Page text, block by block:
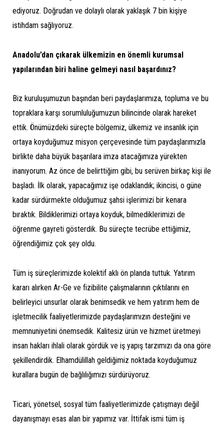
ediyoruz. Doğrudan ve dolaylı olarak yaklaşık 7 bin kişiye
istihdam sağlıyoruz.
Anadolu’dan çıkarak ülkemizin en önemli kurumsal
yapılarından biri haline gelmeyi nasıl başardınız?
Biz kuruluşumuzun başından beri paydaşlarımıza, topluma ve bu
topraklara karşı sorumluluğumuzun bilincinde olarak hareket
ettik. Önümüzdeki süreçte bölgemiz, ülkemiz ve insanlık için
ortaya koyduğumuz misyon çerçevesinde tüm paydaşlarımızla
birlikte daha büyük başarılara imza atacağımıza yürekten
inanıyorum. Az önce de belirttiğim gibi, bu serüven birkaç kişi ile
başladı. İlk olarak, yapacağımız işe odaklandık; ikincisi, o güne
kadar sürdürmekte olduğumuz şahsi işlerimizi bir kenara
bıraktık. Bildiklerimizi ortaya koyduk, bilmediklerimizi de
öğrenme gayreti gösterdik. Bu süreçte tecrübe ettiğimiz,
öğrendiğimiz çok şey oldu.
Tüm iş süreçlerimizde kolektif aklı ön planda tuttuk. Yatırım
kararı alırken Ar-Ge ve fizibilite çalışmalarının çıktılarını en
belirleyici unsurlar olarak benimsedik ve hem yatırım hem de
işletmecilik faaliyetlerimizde paydaşlarımızın desteğini ve
memnuniyetini önemsedik. Kalitesiz ürün ve hizmet üretmeyi
insan hakları ihlali olarak gördük ve iş yapış tarzımızı da ona göre
şekillendirdik. Elhamdülillah geldiğimiz noktada koyduğumuz
kurallara bugün de bağlılığımızı sürdürüyoruz.
Ticari, yönetsel, sosyal tüm faaliyetlerimizde çatışmayı değil
dayanışmayı esas alan bir yapımız var. İttifak ismi tüm iş